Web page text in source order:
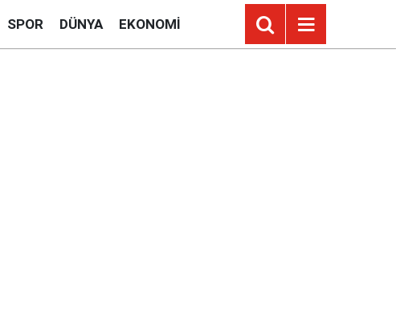
SPOR DÜNYA EKONOMI